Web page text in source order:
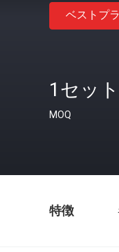
ベストプ
1セット
MOQ
特徴